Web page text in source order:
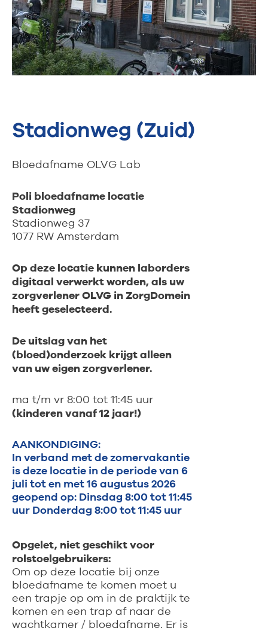
Stadionweg (Zuid)
Bloedafname OLVG Lab
Poli bloedafname locatie
Stadionweg
Stadionweg 37
1077 RW Amsterdam
Op deze locatie kunnen laborders
digitaal verwerkt worden, als uw
zorgverlener OLVG in ZorgDomein
heeft geselecteerd.
De uitslag van het
(bloed)onderzoek krijgt alleen
van uw eigen zorgverlener.
ma t/m vr 8:00 tot 11:45 uur
(kinderen vanaf 12 jaar!)
AANKONDIGING:
In verband met de zomervakantie
is deze locatie in de periode van 6
juli tot en met 16 augustus 2026
geopend op: Dinsdag 8:00 tot 11:45
uur Donderdag 8:00 tot 11:45 uur
Opgelet, niet geschikt voor
rolstoelgebruikers:
Om op deze locatie bij onze
bloedafname te komen moet u
een trapje op om in de praktijk te
komen en een trap af naar de
wachtkamer / bloedafname. Er is